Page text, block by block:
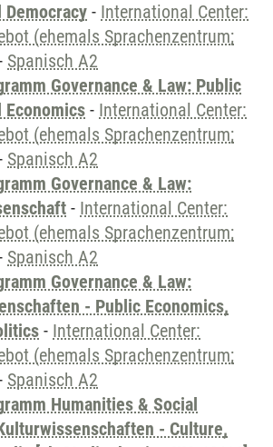
- International Center:
(ehemals Sprachenzentrum;
Spanisch A2
Governance & Law: Public
- International Center:
(ehemals Sprachenzentrum;
Spanisch A2
Governance & Law:
- International Center:
(ehemals Sprachenzentrum;
Spanisch A2
Governance & Law:
- Public Economics,
- International Center:
(ehemals Sprachenzentrum;
Spanisch A2
Humanities & Social
- Culture,